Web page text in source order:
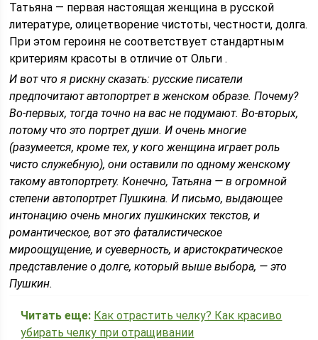
Татьяна — первая настоящая женщина в русской
литературе, олицетворение чистоты, честности, долга.
При этом героиня не соответствует стандартным
критериям красоты в отличие от Ольги .
И вот что я рискну сказать: русские писатели
предпочитают автопортрет в женском образе. Почему?
Во-первых, тогда точно на вас не подумают. Во-вторых,
потому что это портрет души. И очень многие
(разумеется, кроме тех, у кого женщина играет роль
чисто служебную), они оставили по одному женскому
такому автопортрету. Конечно, Татьяна — в огромной
степени автопортрет Пушкина. И письмо, выдающее
интонацию очень многих пушкинских текстов, и
романтическое, вот это фаталистическое
мироощущение, и суеверность, и аристократическое
представление о долге, который выше выбора, — это
Пушкин.
Читать еще: Как отрастить челку? Как красиво
убирать челку при отращивании